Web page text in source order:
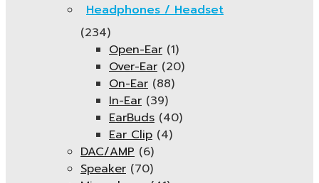
Headphones / Headset
(234)
Open-Ear (1)
Over-Ear (20)
On-Ear (88)
In-Ear (39)
EarBuds (40)
Ear Clip (4)
DAC/AMP (6)
Speaker (70)